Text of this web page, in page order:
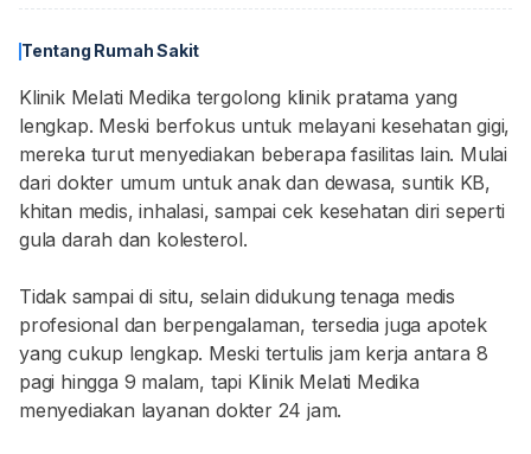
Tentang Rumah Sakit
Klinik Melati Medika tergolong klinik pratama yang
lengkap. Meski berfokus untuk melayani kesehatan gigi,
mereka turut menyediakan beberapa fasilitas lain. Mulai
dari dokter umum untuk anak dan dewasa, suntik KB,
khitan medis, inhalasi, sampai cek kesehatan diri seperti
gula darah dan kolesterol.
Tidak sampai di situ, selain didukung tenaga medis
profesional dan berpengalaman, tersedia juga apotek
yang cukup lengkap. Meski tertulis jam kerja antara 8
pagi hingga 9 malam, tapi Klinik Melati Medika
menyediakan layanan dokter 24 jam.